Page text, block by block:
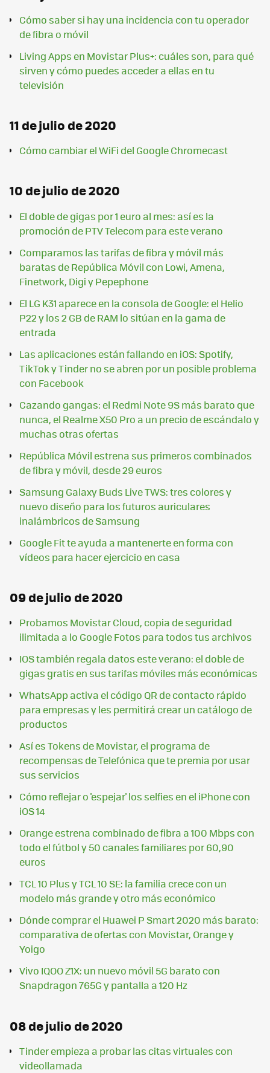
Cómo saber si hay una incidencia con tu operador
de fibra o móvil
Living Apps en Movistar Plus+: cuáles son, para qué
sirven y cómo puedes acceder a ellas en tu
televisión
11 de julio de 2020
Cómo cambiar el WiFi del Google Chromecast
10 de julio de 2020
El doble de gigas por 1 euro al mes: así es la
promoción de PTV Telecom para este verano
Comparamos las tarifas de fibra y móvil más
baratas de República Móvil con Lowi, Amena,
Finetwork, Digi y Pepephone
El LG K31 aparece en la consola de Google: el Helio
P22 y los 2 GB de RAM lo sitúan en la gama de
entrada
Las aplicaciones están fallando en iOS: Spotify,
TikTok y Tinder no se abren por un posible problema
con Facebook
Cazando gangas: el Redmi Note 9S más barato que
nunca, el Realme X50 Pro a un precio de escándalo y
muchas otras ofertas
República Móvil estrena sus primeros combinados
de fibra y móvil, desde 29 euros
Samsung Galaxy Buds Live TWS: tres colores y
nuevo diseño para los futuros auriculares
inalámbricos de Samsung
Google Fit te ayuda a mantenerte en forma con
vídeos para hacer ejercicio en casa
09 de julio de 2020
Probamos Movistar Cloud, copia de seguridad
ilimitada a lo Google Fotos para todos tus archivos
IOS también regala datos este verano: el doble de
gigas gratis en sus tarifas móviles más económicas
WhatsApp activa el código QR de contacto rápido
para empresas y les permitirá crear un catálogo de
productos
Así es Tokens de Movistar, el programa de
recompensas de Telefónica que te premia por usar
sus servicios
Cómo reflejar o 'espejar' los selfies en el iPhone con
iOS 14
Orange estrena combinado de fibra a 100 Mbps con
todo el fútbol y 50 canales familiares por 60,90
euros
TCL 10 Plus y TCL 10 SE: la familia crece con un
modelo más grande y otro más económico
Dónde comprar el Huawei P Smart 2020 más barato:
comparativa de ofertas con Movistar, Orange y
Yoigo
Vivo IQOO Z1X: un nuevo móvil 5G barato con
Snapdragon 765G y pantalla a 120 Hz
08 de julio de 2020
Tinder empieza a probar las citas virtuales con
videollamada